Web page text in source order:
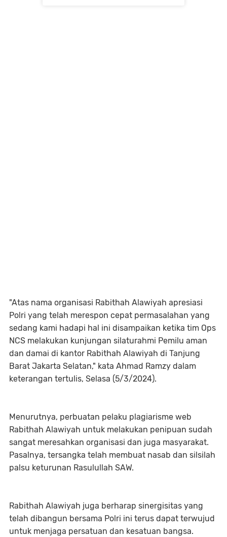
"Atas nama organisasi Rabithah Alawiyah apresiasi
Polri yang telah merespon cepat permasalahan yang
sedang kami hadapi hal ini disampaikan ketika tim Ops
NCS melakukan kunjungan silaturahmi Pemilu aman
dan damai di kantor Rabithah Alawiyah di Tanjung
Barat Jakarta Selatan," kata Ahmad Ramzy dalam
keterangan tertulis, Selasa (5/3/2024).
Menurutnya, perbuatan pelaku plagiarisme web
Rabithah Alawiyah untuk melakukan penipuan sudah
sangat meresahkan organisasi dan juga masyarakat.
Pasalnya, tersangka telah membuat nasab dan silsilah
palsu keturunan Rasulullah SAW.
Rabithah Alawiyah juga berharap sinergisitas yang
telah dibangun bersama Polri ini terus dapat terwujud
untuk menjaga persatuan dan kesatuan bangsa.